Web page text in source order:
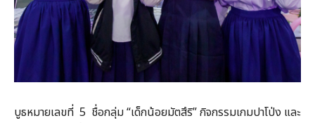
บูธหมายเลขที่ 5 ชื่อกลุ่ม “เด็กน้อยมัตสึริ” กิจกรรมเกมปาโป่ง และ